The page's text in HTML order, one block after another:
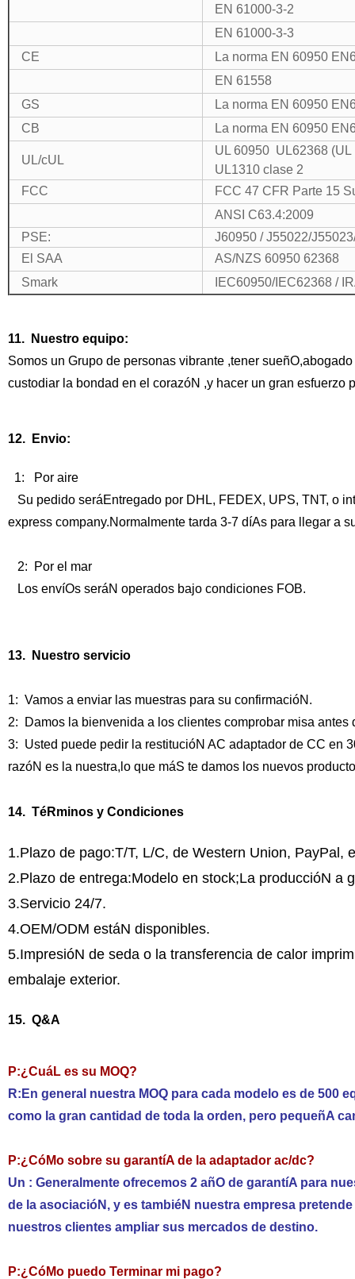
EN 61000-3-2
EN 61000-3-3
CE
La norma EN 60950
EN 61558
GS
La norma EN 60950
CB
La norma EN 60950
UL/cUL
UL 60950 UL62368 (UL
UL1310 clase 2
FCC
FCC 47 CFR Parte 15
ANSI C63.4:2009
PSE:
J60950 / J55022/
El SAA
AS/NZS 60950 62368
Smark
IEC60950/IEC62368 /
11. Nuestro equipo:
Somos un Grupo de personas vibrante ,tener
custodiar la bondad en el corazóN ,y hacer un gran esfuerzo
12. Envio:
1: Por aire
Su pedido seráEntregado por DHL, FEDEX, UPS, TNT, o
express company.Normalmente tarda 3-7 díAs para llegar a
2: Por el mar
Los envíOs seráN operados bajo condiciones FOB.
13. Nuestro servicio
1: Vamos a enviar las muestras para su confirmacióN.
2: Damos la bienvenida a los clientes comprobar misa antes
3: Usted puede pedir la restitucióN AC adaptador de CC en
razóN es la nuestra,lo que máS te damos los nuevos
14. TéRminos y Condiciones
1.Plazo de pago:T/T, L/C, de Western Union, PayPal,
2.Plazo de entrega:Modelo en stock;La produccióN a
3.Servicio 24/7.
4.OEM/ODM estáN disponibles.
5.ImpresióN de seda o la transferencia de calor
embalaje exterior.
15. Q&A
P:¿CuáL es su MOQ?
R:En general nuestra MOQ para cada modelo es de
como la gran cantidad de toda la orden, pero pequeñA
P:¿CóMo sobre su garantíA de la adaptador ac/dc?
Un : Generalmente ofrecemos 2 añO de garantíA para
de la asociacióN, y es tambiéN nuestra empresa
nuestros clientes ampliar sus mercados de destino.
P:¿CóMo puedo Terminar mi pago?